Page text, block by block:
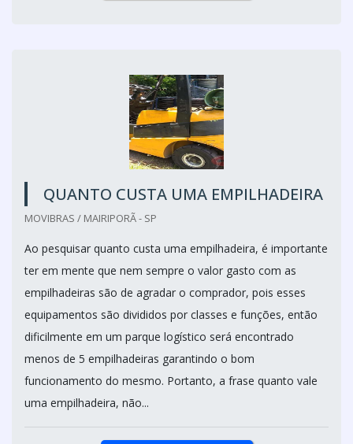
QUANTO CUSTA UMA EMPILHADEIRA
MOVIBRAS / MAIRIPORÃ - SP
Ao pesquisar quanto custa uma empilhadeira, é importante
ter em mente que nem sempre o valor gasto com as
empilhadeiras são de agradar o comprador, pois esses
equipamentos são divididos por classes e funções, então
dificilmente em um parque logístico será encontrado
menos de 5 empilhadeiras garantindo o bom
funcionamento do mesmo. Portanto, a frase quanto vale
uma empilhadeira, não...